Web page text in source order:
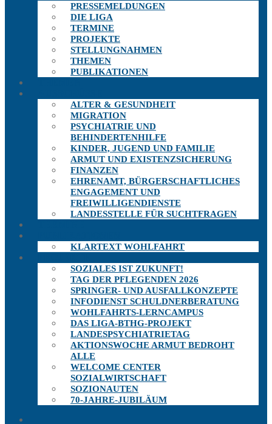
PRESSEMELDUNGEN
DIE LIGA
TERMINE
PROJEKTE
STELLUNGNAHMEN
THEMEN
PUBLIKATIONEN
ALTER & GESUNDHEIT
MIGRATION
PSYCHIATRIE UND
BEHINDERTENHILFE
KINDER, JUGEND UND FAMILIE
ARMUT UND EXISTENZSICHERUNG
FINANZEN
EHRENAMT, BÜRGERSCHAFTLICHES
ENGAGEMENT UND
FREIWILLIGENDIENSTE
LANDESSTELLE FÜR SUCHTFRAGEN
KLARTEXT WOHLFAHRT
SOZIALES IST ZUKUNFT!
TAG DER PFLEGENDEN 2026
SPRINGER- UND AUSFALLKONZEPTE
INFODIENST SCHULDNERBERATUNG
WOHLFAHRTS-LERNCAMPUS
DAS LIGA-BTHG-PROJEKT
LANDESPSYCHIATRIETAG
AKTIONSWOCHE ARMUT BEDROHT
ALLE
WELCOME CENTER
SOZIALWIRTSCHAFT
SOZIONAUTEN
70-JAHRE-JUBILÄUM